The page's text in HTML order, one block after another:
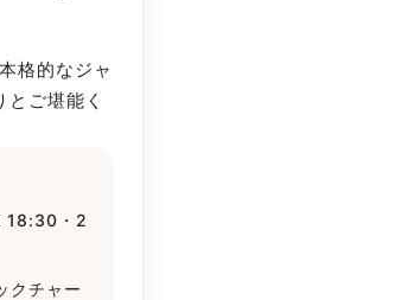
格的なジャ
ご堪能く
18:30・2
チャー